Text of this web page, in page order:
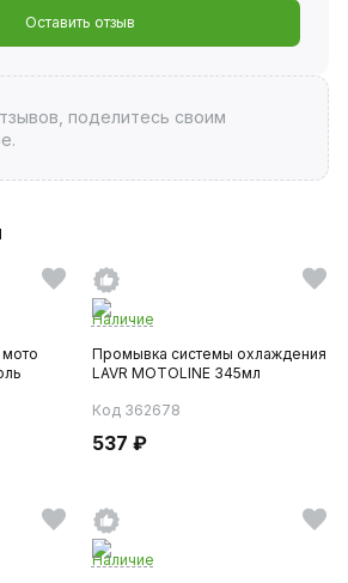
Оставить отзыв
поделитесь своим
Наличие
Промывка системы охлаждения
LAVR MOTOLINE 345мл
Код 362678
537 ₽
Наличие